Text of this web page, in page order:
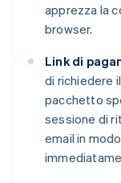
apprezza la
browser.
Link di
di richiedere
pacchetto
sessione di
email in